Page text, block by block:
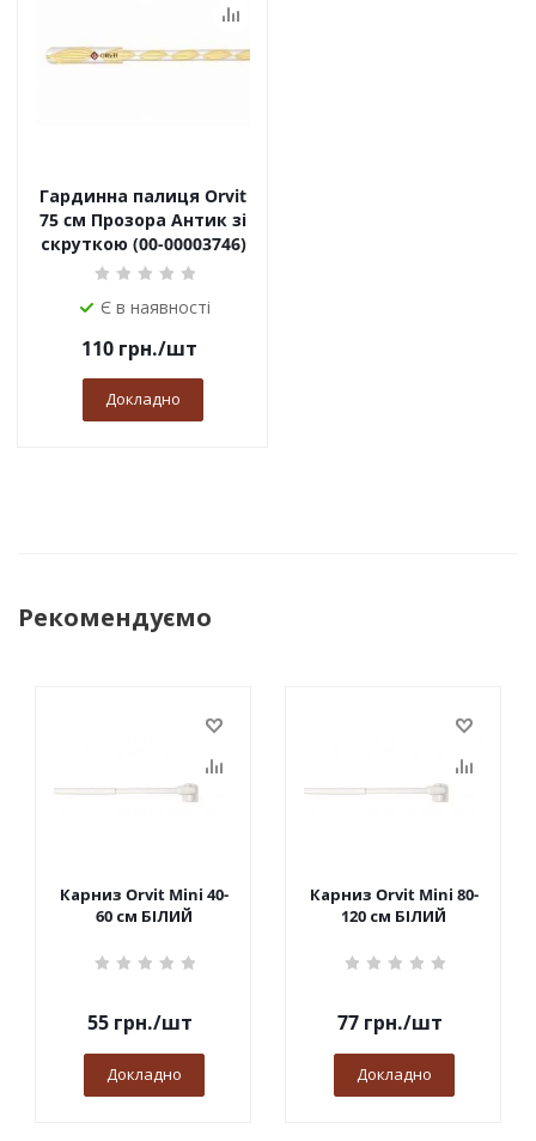
Гардинна палиця Orvit
75 cм Прозора Антик зі
скруткою (00-00003746)
Є в наявності
110грн./шт
Докладно
Рекомендуємо
Карниз Orvit Mini 40-
60 см БІЛИЙ
55грн./шт
Докладно
Карниз Orvit Mini 80-
120 см БІЛИЙ
77грн./шт
Докладно